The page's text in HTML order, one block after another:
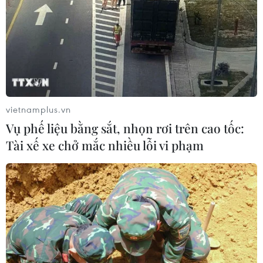
01/08/2026 09:31
Thành phố Hồ Chí Minh phát triển
hệ thống y tế đa tầng, đồng bộ, thống
nhất
01/08/2026 09:14
Gia Lai xác thực 99,8% dữ liệu bảo
hiểm
01/08/2026 07:05
Bộ Y tế : Trên 22% người trưởng
thành thiếu vận động thể lực
vietnamplus.vn
Vụ phế liệu bằng sắt, nhọn rơi trên cao tốc:
Tài xế xe chở mắc nhiều lỗi vi phạm